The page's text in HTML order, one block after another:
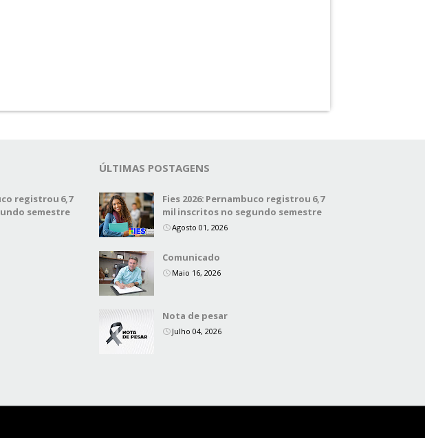
registrou 6,7
semestre
ÚLTIMAS POSTAGENS
Fies 2026: Pernambuco registrou 6,7
mil inscritos no segundo semestre
Agosto 01, 2026
Comunicado
Maio 16, 2026
Nota de pesar
Julho 04, 2026